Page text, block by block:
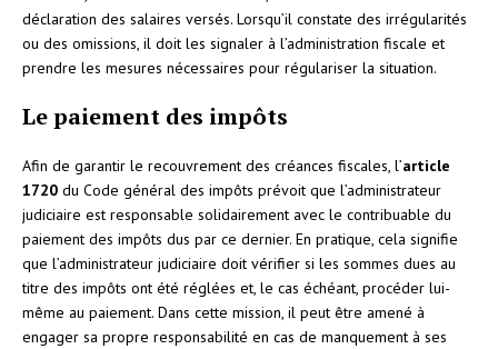
déclaration des salaires versés. Lorsqu’il constate des irrégularités
ou des omissions, il doit les signaler à l’administration fiscale et
prendre les mesures nécessaires pour régulariser la situation.
Le paiement des impôts
Afin de garantir le recouvrement des créances fiscales, l’article
1720 du Code général des impôts prévoit que l’administrateur
judiciaire est responsable solidairement avec le contribuable du
paiement des impôts dus par ce dernier. En pratique, cela signifie
que l’administrateur judiciaire doit vérifier si les sommes dues au
titre des impôts ont été réglées et, le cas échéant, procéder lui-
même au paiement. Dans cette mission, il peut être amené à
engager sa propre responsabilité en cas de manquement à ses